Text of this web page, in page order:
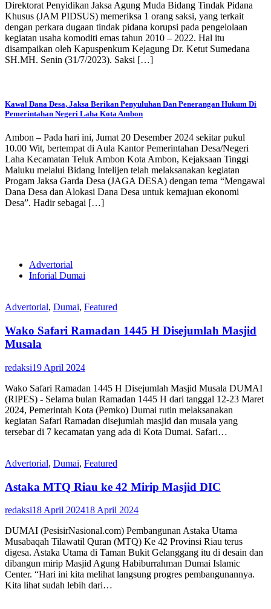
Direktorat Penyidikan Jaksa Agung Muda Bidang Tindak Pidana
Khusus (JAM PIDSUS) memeriksa 1 orang saksi, yang terkait
dengan perkara dugaan tindak pidana korupsi pada pengelolaan
kegiatan usaha komoditi emas tahun 2010 – 2022. Hal itu
disampaikan oleh Kapuspenkum Kejagung Dr. Ketut Sumedana
SH.MH. Senin (31/7/2023). Saksi […]
Kawal Dana Desa, Jaksa Berikan Penyuluhan Dan Penerangan Hukum Di
Pemerintahan Negeri Laha Kota Ambon
Ambon – Pada hari ini, Jumat 20 Desember 2024 sekitar pukul
10.00 Wit, bertempat di Aula Kantor Pemerintahan Desa/Negeri
Laha Kecamatan Teluk Ambon Kota Ambon, Kejaksaan Tinggi
Maluku melalui Bidang Intelijen telah melaksanakan kegiatan
Progam Jaksa Garda Desa (JAGA DESA) dengan tema “Mengawal
Dana Desa dan Alokasi Dana Desa untuk kemajuan ekonomi
Desa”. Hadir sebagai […]
Advertorial
Inforial Dumai
Advertorial, Dumai, Featured
Wako Safari Ramadan 1445 H Disejumlah Masjid
Musala
redaksi19 April 2024
Wako Safari Ramadan 1445 H Disejumlah Masjid Musala DUMAI
(RIPES) - Selama bulan Ramadan 1445 H dari tanggal 12-23 Maret
2024, Pemerintah Kota (Pemko) Dumai rutin melaksanakan
kegiatan Safari Ramadan disejumlah masjid dan musala yang
tersebar di 7 kecamatan yang ada di Kota Dumai. Safari…
Advertorial, Dumai, Featured
Astaka MTQ Riau ke 42 Mirip Masjid DIC
redaksi18 April 202418 April 2024
DUMAI (PesisirNasional.com) Pembangunan Astaka Utama
Musabaqah Tilawatil Quran (MTQ) Ke 42 Provinsi Riau terus
digesa. Astaka Utama di Taman Bukit Gelanggang itu di desain dan
dibangun mirip Masjid Agung Habiburrahman Dumai Islamic
Center. “Hari ini kita melihat langsung progres pembangunannya.
Kita lihat sudah lebih dari…